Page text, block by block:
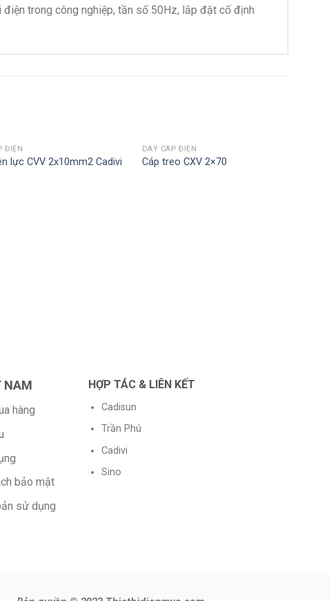
điện trong công nghiệp, tần số 50Hz, lắp đặt cố định
ĐIỆN
lực CVV 2x10mm2 Cadivi
DÂY CÁP ĐIỆN
Cáp treo CXV 2×70
NAM
hàng
bảo mật
sử dụng
HỢP TÁC & LIÊN KẾT
Cadisun
Trần Phú
Cadivi
Sino